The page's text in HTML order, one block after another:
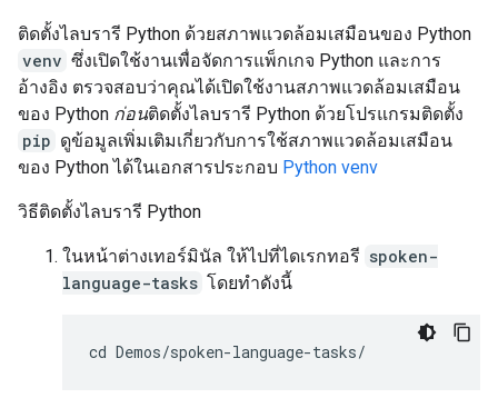
ติดตั้งไลบรารี Python ด้วยสภาพแวดล้อมเสมือนของ Python
venv ซึ่งเปิดใช้งานเพื่อจัดการแพ็กเกจ Python และการ
อ้างอิง ตรวจสอบว่าคุณได้เปิดใช้งานสภาพแวดล้อมเสมือน
ของ Python ก่อนติดตั้งไลบรารี Python ด้วยโปรแกรมติดตั้ง
pip ดูข้อมูลเพิ่มเติมเกี่ยวกับการใช้สภาพแวดล้อมเสมือน
ของ Python ได้ในเอกสารประกอบ Python venv
วิธีติดตั้งไลบรารี Python
ในหน้าต่างเทอร์มินัล ให้ไปที่ไดเรกทอรี spoken-
language-tasks โดยทำดังนี้